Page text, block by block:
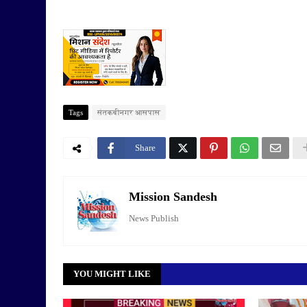
Tags संतकबीनगर आसपास
Share
Mission Sandesh
News Publish
YOU MIGHT LIKE